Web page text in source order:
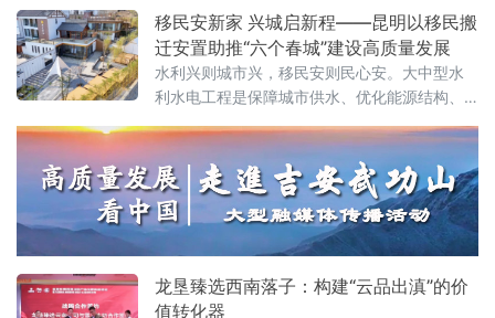
治州景洪市的“欢美炫萌”，到云南民族村的泼水
不仅是一场场节庆盛宴，更是“有一种叫云南的
生活方式”最生动的诠释——这种生活方式以水
为媒，以节为桥，在传统与现代的交融中，谱
写着边疆民族团结与社会发展的时代篇章。双
城记：一水两地的文化盛宴在祖国西南边陲的
瑞丽，
移民安新家 兴城启新程——昆明以移民搬
迁安置助推“六个春城”建设高质量发展
水利兴则城市兴，移民安则民心安。大中型水
利水电工程是保障城市供水、优化能源结构、
是工程落地见效的关键支撑，更是践行以人民
为中心发展思想、推动城市高质量发展的重要
实践。
龙垦臻选西南落子：构建“云品出滇”的价
值转化器